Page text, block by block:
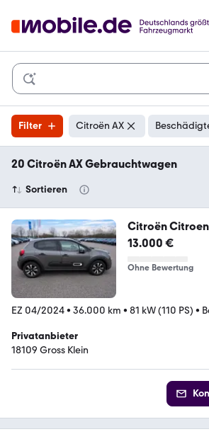
Filter Citroën AX
20 Citroën AX Gebrauchtwagen
Sortieren
Citroën Citroen
13.000 €
Ohne Bewertung
EZ 04/2024• 36.000 km • 81 kW (110 PS) •
Privatanbieter
18109 Gross Klein